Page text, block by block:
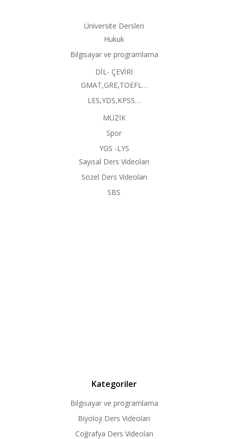
Üniversite Dersleri
Hukuk
Bilgisayar ve programlama
DİL- ÇEVİRİ
GMAT,GRE,TOEFL…
LES,YDS,KPSS…
MÜZİK
Spor
YGS -LYS
Sayısal Ders Videoları
Sözel Ders Videoları
SBS
Kategoriler
Bilgisayar ve programlama
Biyoloji Ders Videoları
Coğrafya Ders Videoları